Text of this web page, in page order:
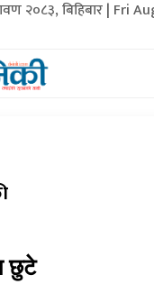
२०८३, बिहिबार | Fri
छुटे